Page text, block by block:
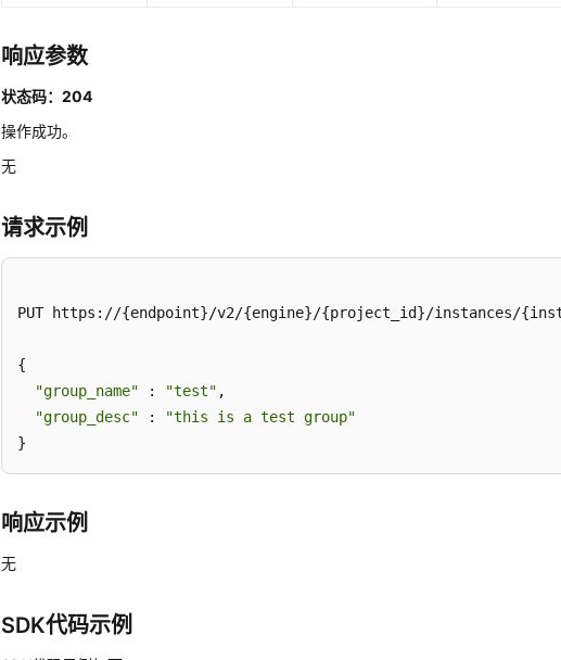
响应参数
状态码：204
操作成功。
无
请求示例
PUT https://{endpoint}/v2/{engine}/{project_id}/instances/
{
"group_name" : "test" ,
"group_desc" :
"this is a test group"
}
响应示例
无
SDK代码示例